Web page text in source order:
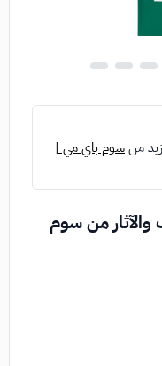
منسوم باي مي |
من سوم